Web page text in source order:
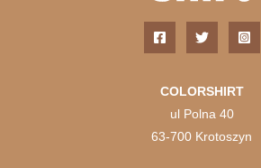
COLORSHIRT
ul Polna 40
63-700 Krotoszyn